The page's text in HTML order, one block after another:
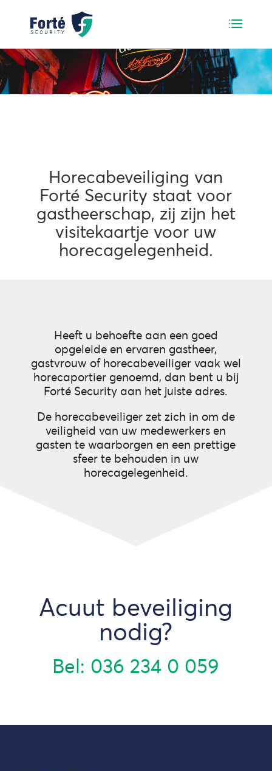
HORECABEVEILIGING
Horecabeveiliging van
Forté Security staat voor
gastheerschap, zij zijn het
visitekaartje voor uw
horecagelegenheid.
Heeft u behoefte aan een goed
opgeleide en ervaren gastheer,
gastvrouw of horecabeveiliger vaak wel
horecaportier genoemd, dan bent u bij
Forté Security aan het juiste adres.
De horecabeveiliger zet zich in om de
veiligheid van uw medewerkers en
gasten te waarborgen en een prettige
sfeer te behouden in uw
horecagelegenheid.
Acuut beveiliging
nodig?
Bel: 036 234 0 059